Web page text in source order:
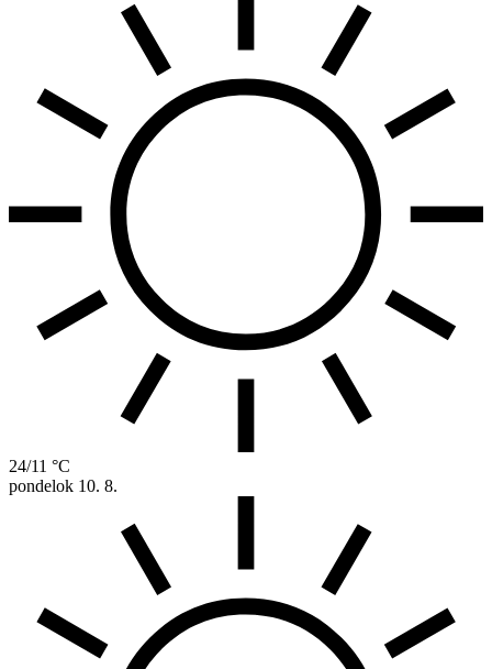
24/11 °C
pondelok 10. 8.